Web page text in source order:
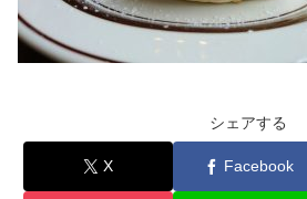
シェアする
X Facebook